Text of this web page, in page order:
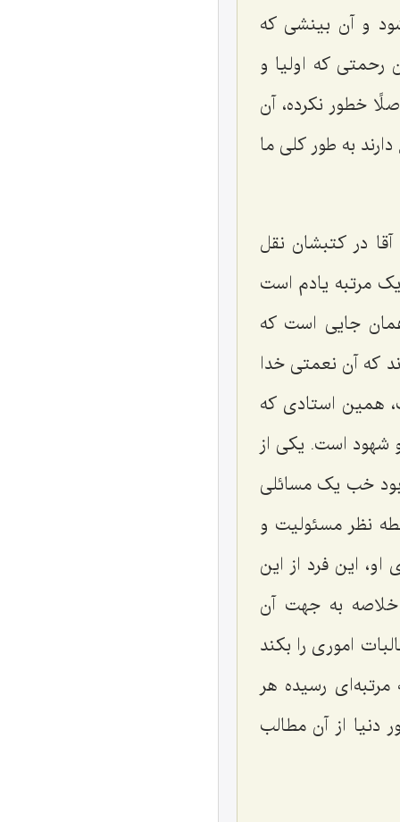
و آن بینشی که
رحمتی که اولیا و
خطور نکرده، آن
به طور کلی ما
در کتبشان نقل
مرتبه یادم است
جایی است که
که آن نعمتی خدا
همین استادی که
شهود است. یکی از
خب یک مسائلی
نظر مسئولیت و
این فرد از این
خلاصه به جهت آن
اموری را بکند
رسیده هر
دنیا از آن مطالب